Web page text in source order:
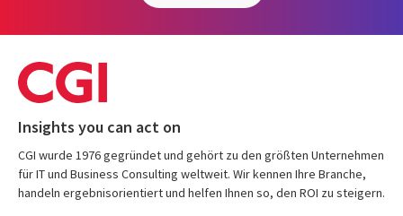
Insights you can act on
CGI wurde 1976 gegründet und gehört zu den größten Unternehmen
für IT und Business Consulting weltweit. Wir kennen Ihre Branche,
handeln ergebnisorientiert und helfen Ihnen so, den ROI zu steigern.